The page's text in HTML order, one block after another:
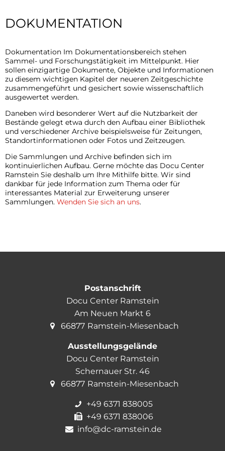
Dokumentation
DOKUMENTATION
Dokumentation Im Dokumentationsbereich stehen
Sammel- und Forschungstätigkeit im Mittelpunkt. Hier
sollen einzigartige Dokumente, Objekte und Informationen
zu diesem wichtigen Kapitel der neueren Zeitgeschichte
zusammengeführt und gesichert sowie wissenschaftlich
ausgewertet werden.
Daneben wird besonderer Wert auf die Nutzbarkeit der
Bestände gelegt etwa durch den Aufbau einer Bibliothek
und verschiedener Archive beispielsweise für Zeitungen,
Standortinformationen oder Fotos und Zeitzeugen.
Die Sammlungen und Archive befinden sich im
kontinuierlichen Aufbau. Gerne möchte das Docu Center
Ramstein Sie deshalb um Ihre Mithilfe bitte. Wir sind
dankbar für jede Information zum Thema oder für
interessantes Material zur Erweiterung unserer
Sammlungen. Wenden Sie sich an uns.
Postanschrift
Docu Center Ramstein
Am Neuen Markt 6
66877 Ramstein-Miesenbach
Ausstellungsgelände
Docu Center Ramstein
Schernauer Str. 46
66877 Ramstein-Miesenbach
+49 6371 838005
+49 6371 838006
info@dc-ramstein.de